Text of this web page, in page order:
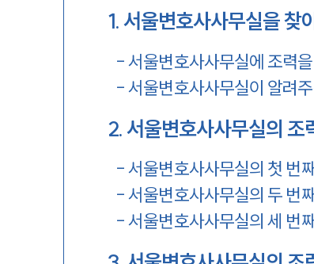
1.서울변호사사무실을 찾
-서울변호사사무실에 조력
-서울변호사사무실이 알려
2.서울변호사사무실의 조
-서울변호사사무실의 첫 번
-서울변호사사무실의 두 번
-서울변호사사무실의 세 번